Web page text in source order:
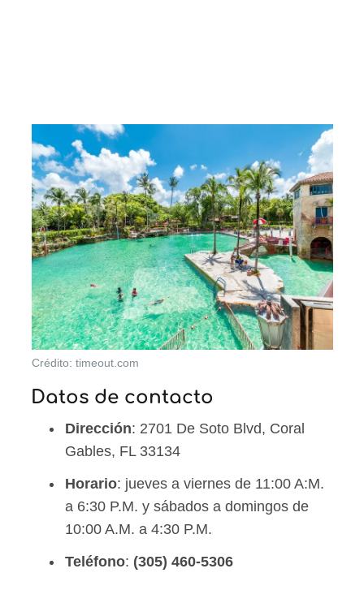
Crédito: timeout.com
Datos de contacto
Dirección: 2701 De Soto Blvd, Coral
Gables, FL 33134
Horario: jueves a viernes de 11:00 A:M.
a 6:30 P.M. y sábados a domingos de
10:00 A.M. a 4:30 P.M.
Teléfono: (305) 460-5306